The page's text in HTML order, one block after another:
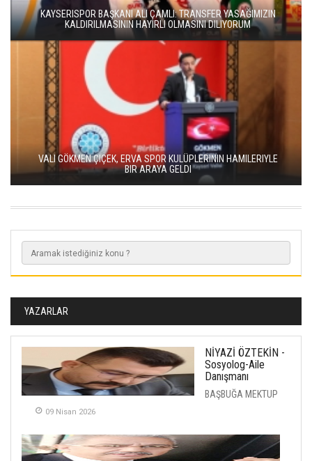
KAYSERISPOR BAŞKANI ALI ÇAMLI: TRANSFER YASAĞIMIZIN
KALDIRILMASININ HAYIRLI OLMASINI DILIYORUM
VALI GÖKMEN ÇIÇEK, ERVA SPOR KULÜPLERININ HAMILERIYLE
BIR ARAYA GELDI
YAZARLAR
NİYAZİ ÖZTEKİN -
Sosyolog-Aile
Danışmanı
BAŞBUĞA MEKTUP
09 Nisan 2026